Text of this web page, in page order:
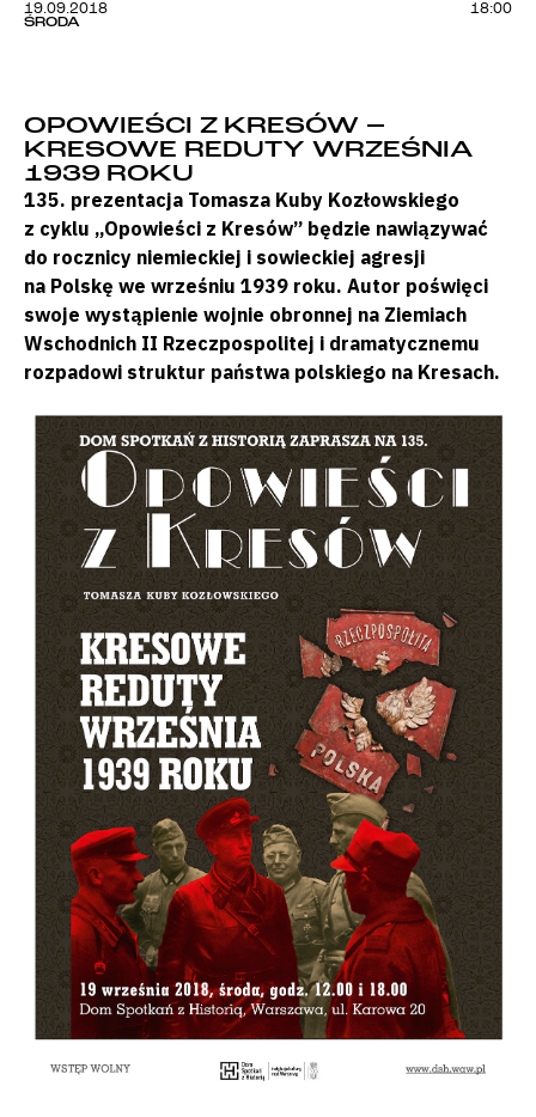
19.09.2018
ŚRODA
18:00
OPOWIEŚCI Z KRESÓW –
KRESOWE REDUTY WRZEŚNIA
1939 ROKU
135. prezentacja Tomasza Kuby Kozłowskiego
z cyklu „Opowieści z Kresów” będzie nawiązywać
do rocznicy niemieckiej i sowieckiej agresji
na Polskę we wrześniu 1939 roku. Autor poświęci
swoje wystąpienie wojnie obronnej na Ziemiach
Wschodnich II Rzeczpospolitej i dramatycznemu
rozpadowi struktur państwa polskiego na Kresach.